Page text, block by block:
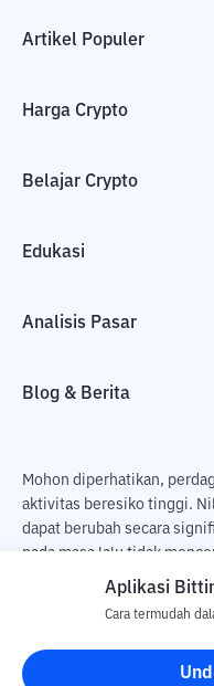
Artikel Populer
Harga Crypto
Belajar Crypto
Edukasi
Analisis Pasar
Blog & Berita
Mohon diperhatikan,
aktivitas beresiko tinggi.
dapat berubah secara
pada masa lalu tidak
Terdapat risiko kehilangan
pengguna. PT Utama Aset
bertanggung jawab atas
Kripto.
Aplikasi
Cara termudah